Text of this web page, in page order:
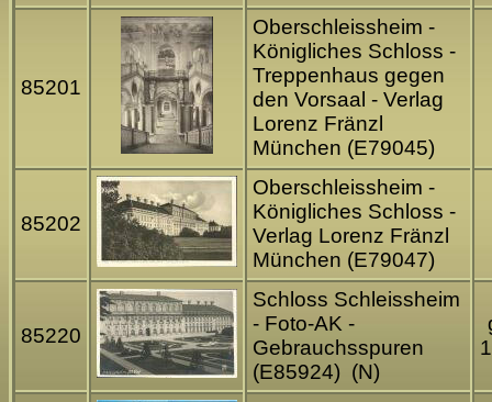
85201
Oberschleissheim -
Königliches Schloss -
Treppenhaus gegen
den Vorsaal - Verlag
Lorenz Fränzl
München (E79045)
85202
Oberschleissheim -
Königliches Schloss -
Verlag Lorenz Fränzl
München (E79047)
85220
Schloss Schleissheim
- Foto-AK -
Gebrauchsspuren
(E85924) (N)